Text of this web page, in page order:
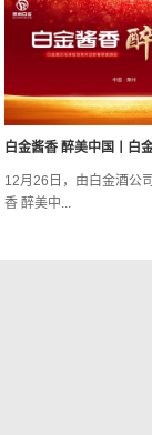
白金酱香 醉美中国丨白
12月26日，由白金酒公
香 醉美中...